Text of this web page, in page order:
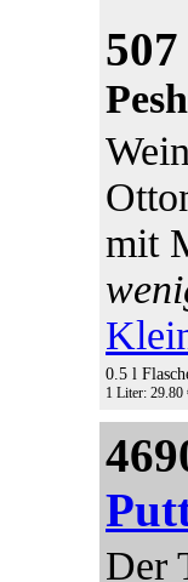
mit
0.5 l
1 Liter: 29.80
Der